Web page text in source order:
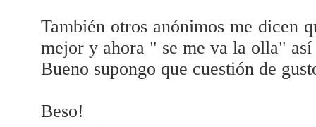
También otros anónimos me dicen
mejor y ahora " se me va la olla"
Bueno supongo que cuestión de
Beso!